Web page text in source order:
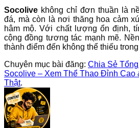
Socolive không chỉ đơn thuần là
đá, mà còn là nơi thăng hoa cảm
hâm mộ. Với chất lượng ổn định,
cộng đồng tương tác mạnh mẽ.
thành điểm đến không thể thiếu
Chuyên mục bài đăng: Chia Sẻ
Socolive – Xem Thể Thao Đỉnh Cao
Thật.